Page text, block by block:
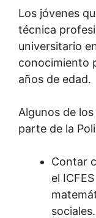
Los jóvenes
técnica
universitario
conocimiento
años de edad.
Algunos de
parte de la
Contar
el
sociales.